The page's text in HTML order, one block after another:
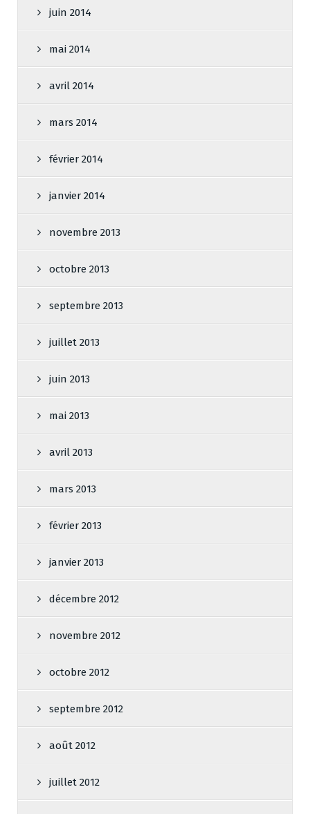
juin 2014
mai 2014
avril 2014
mars 2014
février 2014
janvier 2014
novembre 2013
octobre 2013
septembre 2013
juillet 2013
juin 2013
mai 2013
avril 2013
mars 2013
février 2013
janvier 2013
décembre 2012
novembre 2012
octobre 2012
septembre 2012
août 2012
juillet 2012